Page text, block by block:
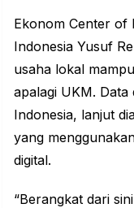
Ekonom Center of
Indonesia Yusuf
usaha lokal
apalagi UKM.
Indonesia, lanjut
yang
digital.
“Berangkat dari